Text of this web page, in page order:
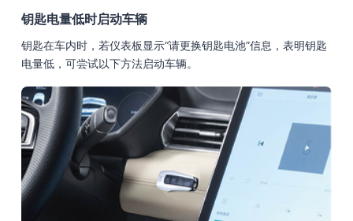
钥匙电量低时启动车辆
钥匙在车内时，若仪表板显示“请更换钥匙电池”信息，表明钥匙
电量低，可尝试以下方法启动车辆。